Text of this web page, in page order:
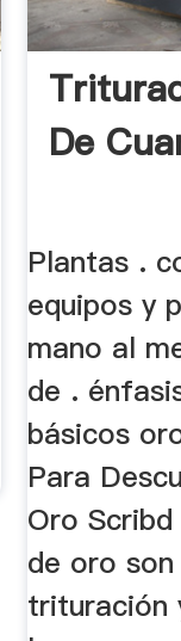
De
Plantas .
equipos y
mano al
de .
básicos
Para
Oro
de oro
trituración